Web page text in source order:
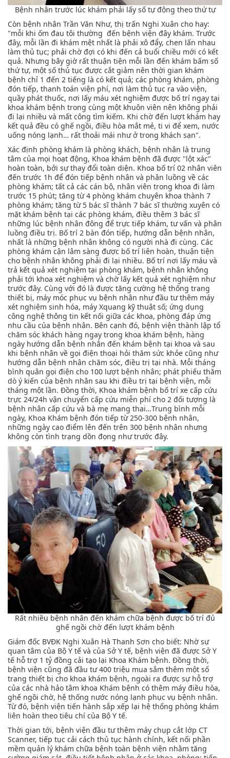
Bệnh nhân trước lúc khám phải lấy số tự động theo thứ tự
Còn bệnh nhân Trần Văn Như, thị trấn Nghi Xuân cho hay:
"mỗi khi ốm đau tôi thường đến bệnh viện đây khám. Trước
đây, mỗi lần đi khám mệt nhất là phải xô đẩy, chen lấn nhau
làm thủ tục; phải chờ đợi có khi đến cả buổi chiều mới có kết
quả. Nhưng bây giờ rất thuận tiện mỗi lần đến khám bấm số
thứ tự, một số thủ tục được cắt giảm nên thời gian khám
bệnh chỉ 1 đến 2 tiếng là có kết quả; các phòng khám, phòng
đón tiếp, thanh toán viện phí, nơi làm thủ tục ra vào viện,
quầy phát thuốc, nơi lấy máu xét nghiệm được bố trí ngay tại
khoa khám bệnh trong cùng một khuôn viên nên không phải
đi lại nhiều và mất công tìm kiếm. Khi chờ đến lượt khám hay
kết quả đều có ghế ngồi, điều hòa mắt mẻ, ti vi để xem, nước
uống nóng lạnh… rất thoải mái như ở trong khách sạn".
Xác định phòng khám là phòng khách, bệnh nhân là trung
tâm của mọi hoạt động, Khoa khám bệnh đã được "lột xác"
hoàn toàn, bởi sự thay đổi toàn diện. Khoa bố trí 02 nhân viên
đến trước 1h để đón tiếp bệnh nhân và phân luồng về các
phòng khám; tất cả các cán bộ, nhân viên trong khoa đi làm
trước 15 phút; tăng từ 4 phòng khám chuyên khoa thành 7
phòng khám; tăng từ 5 bác sĩ thành 7 bác sĩ thường xuyên có
mặt khám bệnh tại các phòng khám, điều thêm 3 bác sĩ
những lúc bệnh nhân đông để trực tiếp khám, tư vấn và phân
luồng điều trị. Bố trí 2 bàn đón tiếp, hướng dẫn bệnh nhân,
nhất là những bệnh nhân không có người nhà đi cùng. Các
phòng khám cận lâm sàng được bố trí liên hoàn, thuận tiện
cho bệnh nhân không phải đi lại nhiều. Bố trí nơi lấy máu và
trả kết quả xét nghiệm tại phòng khám, bệnh nhân không
phải tới khoa xét nghiệm và chờ lấy kết quả xét nghiệm như
trước đây. Cùng với đó là được tăng cường hệ thống trang
thiết bị, máy móc phục vụ bệnh nhân như đầu tư thêm máy
xét nghiệm sinh hóa, máy Xquang kỹ thuật số; ứng dụng
công nghệ thông tin kết nối giữa các khoa, phòng đáp ứng
nhu cầu của bệnh nhân. Bên cạnh đó, bệnh viện thành lập tổ
chăm sóc khách hàng ngay trong khoa khám bệnh, hàng
ngày hướng dẫn bệnh nhân đến khám bệnh tại khoa và sau
khi bệnh nhân về gọi điện thoại hỏi thăm sức khỏe cũng như
hướng dẫn bệnh nhân chăm sóc, điều trị tại nhà. Mỗi tháng
bình quân gọi điện cho 100 lượt bệnh nhân; phát phiếu thăm
dò ý kiến của bệnh nhân sau khi điều trị tại bệnh viện, mỗi
tháng một lần. Đồng thời, Khoa khám bệnh bố trí xe cấp cứu
trực 24/24h vận chuyển cấp cứu miễn phí cho 2 đối tượng là
bệnh nhân cấp cứu và bà mẹ mang thai…Trung bình mỗi
ngày, Khoa Khám bệnh đón tiếp từ 250-300 bệnh nhân,
những ngày cao điểm lên đến trên 300 bệnh nhân nhưng
không còn tình trạng dồn đọng như trước đây.
Rất nhiều bệnh nhân đến khám chữa bệnh được bố trí đủ
ghế ngồi chờ đến lượt khám bệnh
Giám đốc BVĐK Nghi Xuân Hà Thanh Sơn cho biết: Nhờ sự
quan tâm của Bộ Y tế và của Sở Y tế, bệnh viện đã được Sở Y
tế hỗ trợ 1 tỷ đồng cải tạo lại Khoa Khám bệnh. Đồng thời,
bệnh viện cũng đã đầu tư 400 triệu mua sắm thêm một số
trang thiết bị cho khoa khám bệnh, ngoài ra được sự hỗ trợ
của các nhà hảo tâm khoa Khám bệnh có thêm máy điều hòa,
ghế ngồi chờ, hệ thống nước nóng lạnh phục vụ bệnh nhân.
Từ đó, bệnh viện tiến hành sắp xếp lại hệ thống phòng khám
liên hoàn theo tiêu chí của Bộ Y tế.
Thời gian tới, bệnh viện đầu tư thêm máy chụp cắt lớp CT
Scanner, tiếp tục cải cách thủ tục hành chính, kết nối phần
mềm quản lý khám chữa bệnh toàn bệnh viện nhằm tăng